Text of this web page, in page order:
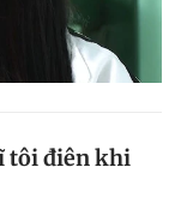
tôi điên khi